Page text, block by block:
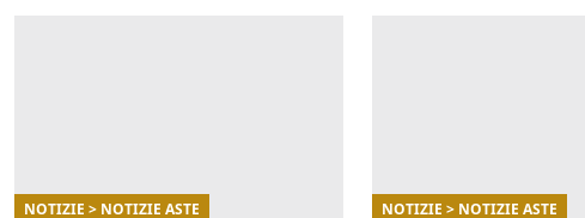
NOTIZIE > NOTIZIE ASTE NOTIZIE > NOTIZIE ASTE